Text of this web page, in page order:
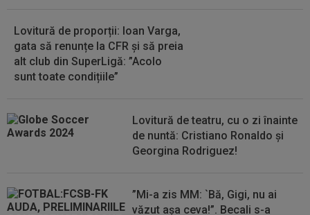
07:26 OFICIAL Minus 1! România a primit vestea
07:11 EXCLUSIV
”E grav ce se întâmplă?” Gică
Lovitură de proporții: Ioan Varga,
gata să renunțe la CFR și să preia
alt club din SuperLigă: ”Acolo
sunt toate condițiile”
Lovitură de teatru, cu o zi înainte
de nuntă: Cristiano Ronaldo și
Georgina Rodriguez!
”Mi-a zis MM: `Bă, Gigi, nu ai
văzut așa ceva!”. Becali s-a